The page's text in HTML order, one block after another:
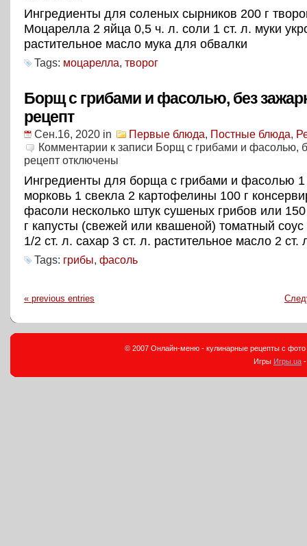
Ингредиенты для соленых сырников 200 г
Моцарелла 2 яйца 0,5 ч. л. соли 1 ст. л. муки
растительное масло мука для обвалки
Tags: моцарелла, творог
Борщ с грибами и фасолью, без
рецепт
Сен.16, 2020 in Первые блюда, Постные блюда,
Комментарии к записи Борщ с грибами и фасолью,
рецепт отключены
Ингредиенты для борща с грибами и фасолью 1
морковь 1 свекла 2 картофелины 100 г
фасоли несколько штук сушеных грибов или
г капусты (свежей или квашеной) томатный соус
1/2 ст. л. сахар 3 ст. л. растительное масло 2 ст.
Tags: грибы, фасоль
« previous entries
© 2007 Онлайн-меню - кулинарные рецепты с фото
Игры Игры.ua